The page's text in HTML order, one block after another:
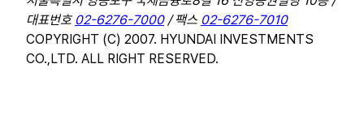
대표번호 02-6276-7000/ 팩스 02-6276-7010
COPYRIGHT (C) 2007. HYUNDAI INVESTMENTS
CO.,LTD. ALL RIGHT RESERVED.